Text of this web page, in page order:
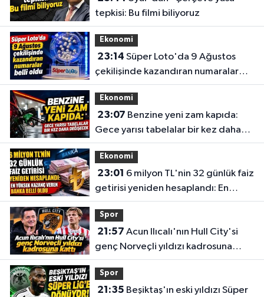
tepkisi: Bu filmi biliyoruz
Ekonomi
23:14
çekilişinde kazandıran numaralar
belli oldu
Ekonomi
23:07
Gece yarısı tabelalar bir kez daha
değişecek
Ekonomi
23:01
getirisi yeniden hesaplandı: En
yüksek kazanç veren banka belli
oldu
Spor
21:57
genç Norveçli yıldızı kadrosuna
kattı
Spor
21:35